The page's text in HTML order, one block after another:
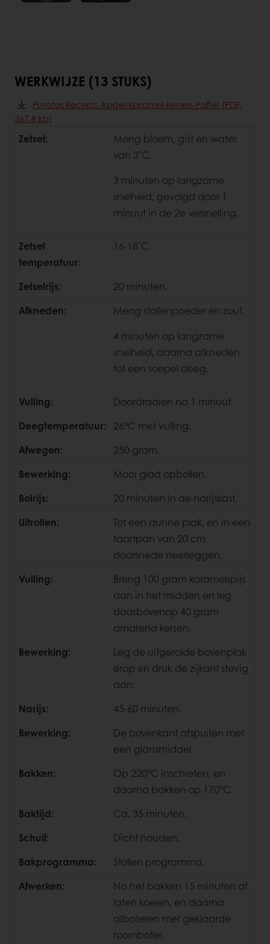
WERKWIJZE (13 STUKS)
Puratos Recept: Appel-Karamel-Kersen-Poffer (PDF,
267.8 kb)
Zetsel:
Meng bloem, gist en water
van 3˚C.
3 minuten op langzame
snelheid, gevolgd door 1
minuut in de 2e versnelling.
Zetsel
temperatuur:
16-18˚C.
Zetselrijs:
20 minuten.
Afkneden:
Meng stollenpoeder en zout.
4 minuten op langzame
snelheid, daarna afkneden
tot een soepel deeg.
Vulling:
Doordraaien na 1 minuut.
Deegtemperatuur:
26°C met vulling.
Afwegen:
250 gram.
Bewerking:
Mooi glad opbollen.
Bolrijs:
20 minuten in de narijskast.
Uitrollen:
Tot een dunne plak, en in een
taartpan van 20 cm
doorsnede neerleggen.
Vulling:
Breng 100 gram karamelspijs
aan in het midden en leg
daarbovenop 40 gram
amarena ­kersen.
Bewerking:
Leg de uitgerolde bovenplak
erop en druk de zijkant stevig
aan.
Narijs:
45-60 minuten.
Bewerking:
De bovenkant afspuiten met
een glansmiddel.
Bakken:
Op 220°C inschieten, en
daarna bakken op 170°C.
Baktijd:
Ca. 35 minuten.
Schuif:
Dicht houden.
Bakprogramma:
Stollen programma.
Afwerken:
Na het bakken 15 minuten af
laten koelen, en daarna
afboteren met geklaarde
roomboter.